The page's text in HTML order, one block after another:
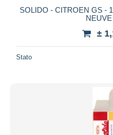
SOLIDO - CITROEN GS -
±
Stato